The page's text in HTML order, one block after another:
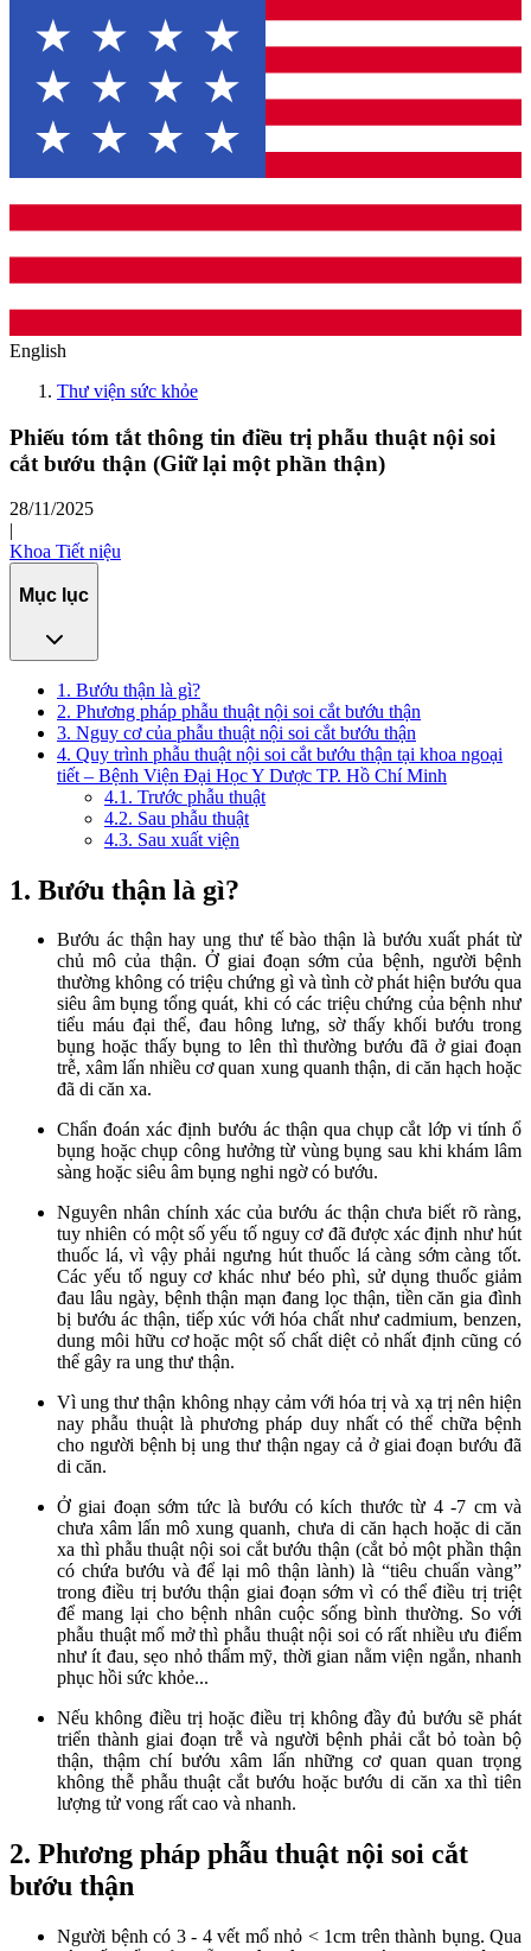
English
Thư viện sức khỏe
Phiếu tóm tắt thông tin điều trị phẫu thuật nội soi
cắt bướu thận (Giữ lại một phần thận)
28/11/2025
|
Khoa Tiết niệu
Mục lục
1. Bướu thận là gì?
2. Phương pháp phẫu thuật nội soi cắt bướu thận
3. Nguy cơ của phẫu thuật nội soi cắt bướu thận
4. Quy trình phẫu thuật nội soi cắt bướu thận tại khoa ngoại
tiết – Bệnh Viện Đại Học Y Dược TP. Hồ Chí Minh
4.1. Trước phẫu thuật
4.2. Sau phẫu thuật
4.3. Sau xuất viện
1. Bướu thận là gì?
Bướu ác thận hay ung thư tế bào thận là bướu xuất phát từ
chủ mô của thận. Ở giai đoạn sớm của bệnh, người bệnh
thường không có triệu chứng gì và tình cờ phát hiện bướu qua
siêu âm bụng tổng quát, khi có các triệu chứng của bệnh như
tiểu máu đại thể, đau hông lưng, sờ thấy khối bướu trong
bụng hoặc thấy bụng to lên thì thường bướu đã ở giai đoạn
trễ, xâm lấn nhiều cơ quan xung quanh thận, di căn hạch hoặc
đã di căn xa.
Chẩn đoán xác định bướu ác thận qua chụp cắt lớp vi tính ổ
bụng hoặc chụp công hưởng từ vùng bụng sau khi khám lâm
sàng hoặc siêu âm bụng nghi ngờ có bướu.
Nguyên nhân chính xác của bướu ác thận chưa biết rõ ràng,
tuy nhiên có một số yếu tố nguy cơ đã được xác định như hút
thuốc lá, vì vậy phải ngưng hút thuốc lá càng sớm càng tốt.
Các yếu tố nguy cơ khác như béo phì, sử dụng thuốc giảm
đau lâu ngày, bệnh thận mạn đang lọc thận, tiền căn gia đình
bị bướu ác thận, tiếp xúc với hóa chất như cadmium, benzen,
dung môi hữu cơ hoặc một số chất diệt cỏ nhất định cũng có
thể gây ra ung thư thận.
Vì ung thư thận không nhạy cảm với hóa trị và xạ trị nên hiện
nay phẫu thuật là phương pháp duy nhất có thể chữa bệnh
cho người bệnh bị ung thư thận ngay cả ở giai đoạn bướu đã
di căn.
Ở giai đoạn sớm tức là bướu có kích thước từ 4 -7 cm và
chưa xâm lấn mô xung quanh, chưa di căn hạch hoặc di căn
xa thì phẫu thuật nội soi cắt bướu thận (cắt bỏ một phần thận
có chứa bướu và để lại mô thận lành) là “tiêu chuẩn vàng”
trong điều trị bướu thận giai đoạn sớm vì có thể điều trị triệt
để mang lại cho bệnh nhân cuộc sống bình thường. So với
phẫu thuật mổ mở thì phẫu thuật nội soi có rất nhiều ưu điểm
như ít đau, sẹo nhỏ thẩm mỹ, thời gian nằm viện ngắn, nhanh
phục hồi sức khỏe...
Nếu không điều trị hoặc điều trị không đầy đủ bướu sẽ phát
triển thành giai đoạn trễ và người bệnh phải cắt bỏ toàn bộ
thận, thậm chí bướu xâm lấn những cơ quan quan trọng
không thễ phẫu thuật cắt bướu hoặc bướu di căn xa thì tiên
lượng tử vong rất cao và nhanh.
2. Phương pháp phẫu thuật nội soi cắt
bướu thận
Người bệnh có 3 - 4 vết mổ nhỏ < 1cm trên thành bụng. Qua